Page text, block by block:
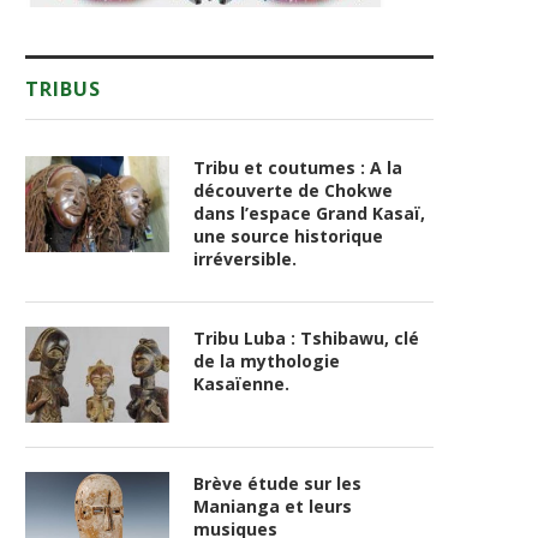
TRIBUS
Tribu et coutumes : A la
découverte de Chokwe
dans l’espace Grand Kasaï,
une source historique
irréversible.
Tribu Luba : Tshibawu, clé
de la mythologie
Kasaïenne.
Brève étude sur les
Manianga et leurs
musiques